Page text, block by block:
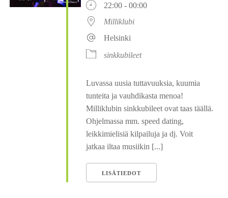
22:00 - 00:00
Milliklubi
Helsinki
sinkkubileet
Luvassa uusia tuttavuuksia, kuumia
tunteita ja vauhdikasta menoa!
Milliklubin sinkkubileet ovat taas täällä.
Ohjelmassa mm. speed dating,
leikkimielisiä kilpailuja ja dj. Voit
jatkaa iltaa musiikin [...]
LISÄTIEDOT